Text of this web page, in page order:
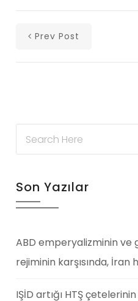
Prev Post
Son Yazılar
ABD emperyalizminin ve
rejiminin karşısında, İran
IŞİD artığı HTŞ çetelerinin